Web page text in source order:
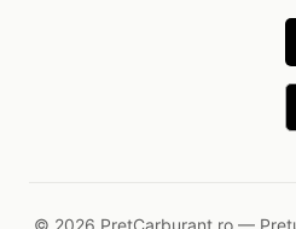
© 2026 PretCarburant.ro —